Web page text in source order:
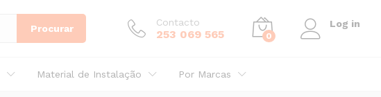
Procurar
Contacto
253 069 565 0
Log in
Material de Instalação Por Marcas